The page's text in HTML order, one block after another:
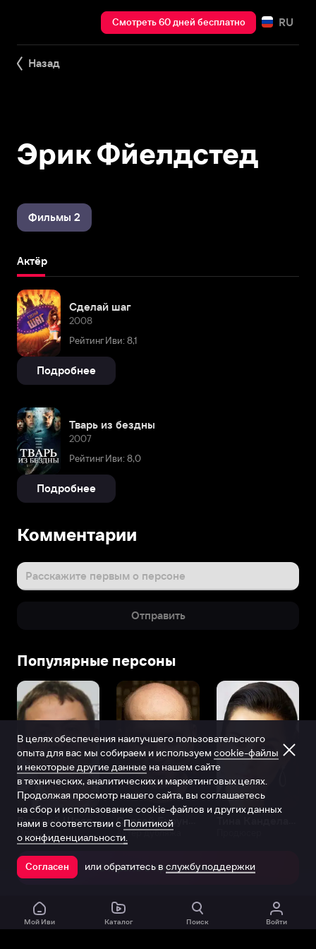
Смотреть 60 дней бесплатно RU
Назад
Эрик Фйелдстед
Фильмы 2
Актёр
Сделай шаг
2008
Рейтинг Иви: 8,1
Подробнее
Тварь из бездны
2007
Рейтинг Иви: 8,0
Подробнее
Комментарии
Расскажите первым о персоне
Отправить
Популярные персоны
Виталий Шляппо
Продюсер Актёр дубляжа
Открыть в приложении
Мой Иви Каталог Поиск Войти
В целях обеспечения наилучшего пользовательского
опыта для вас мы собираем и используем cookie-файлы
и некоторые другие данные на нашем сайте
в технических, аналитических и маркетинговых целях.
Продолжая просмотр нашего сайта, вы соглашаетесь
на сбор и использование cookie-файлов и других данных
нами в соответствии с Политикой
о конфиденциальности.
Согласен или обратитесь в службу поддержки